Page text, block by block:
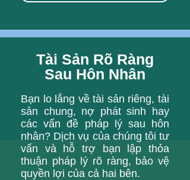
Tài Sản Rõ Ràng
Sau Hôn Nhân
Bạn lo lắng về tài sản riêng, tài
sản chung, nợ phát sinh hay
các vấn đề pháp lý sau hôn
nhân? Dịch vụ của chúng tôi tư
vấn và hỗ trợ bạn lập thỏa
thuận pháp lý rõ ràng, bảo vệ
quyền lợi của cả hai bên.